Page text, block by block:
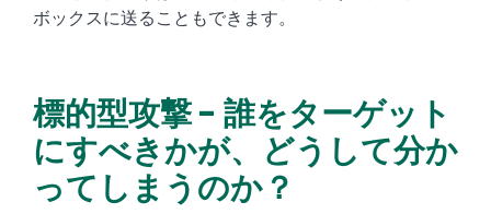
ボックスに送ることもできます。
標的型攻撃 - 誰をターゲット
にすべきかが、どうして分か
ってしまうのか？